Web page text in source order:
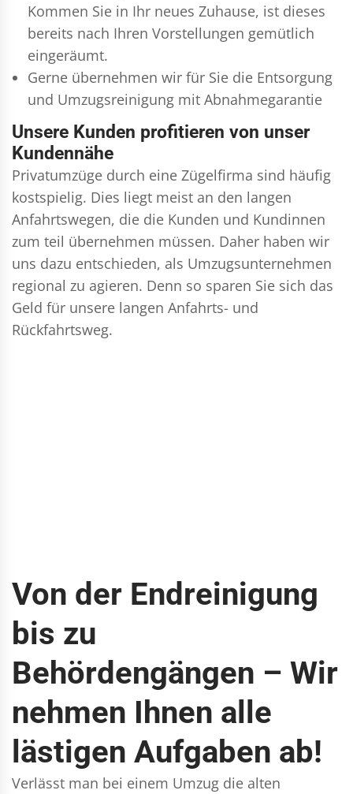
Kommen Sie in Ihr neues Zuhause, ist dieses
bereits nach Ihren Vorstellungen gemütlich
eingeräumt.
Gerne übernehmen wir für Sie die Entsorgung
und Umzugsreinigung mit Abnahmegarantie
Unsere Kunden profitieren von unser
Kundennähe
Privatumzüge durch eine Zügelfirma sind häufig
kostspielig. Dies liegt meist an den langen
Anfahrtswegen, die die Kunden und Kundinnen
zum teil übernehmen müssen. Daher haben wir
uns dazu entschieden, als Umzugsunternehmen
regional zu agieren. Denn so sparen Sie sich das
Geld für unsere langen Anfahrts- und
Rückfahrtsweg.
Von der Endreinigung
bis zu
Behördengängen – Wir
nehmen Ihnen alle
lästigen Aufgaben ab!
Verlässt man bei einem Umzug die alten